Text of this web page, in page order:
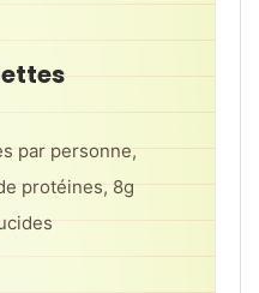
par personne,
protéines, 8g